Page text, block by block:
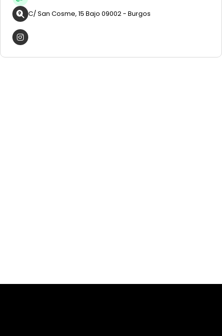
C/ San Cosme, 15 Bajo 09002 - Burgos